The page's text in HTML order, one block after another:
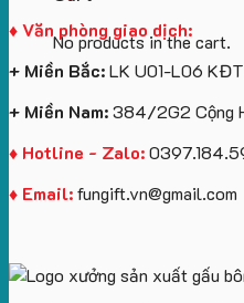
No products in the cart.
♦ Văn phòng giao dịch:
+ Miền Bắc:LK U01-L06 KĐT
+ Miền Nam:384/2G2 Cộng
♦ Hotline - Zalo:
♦ Email:fungift.vn@gmail.com